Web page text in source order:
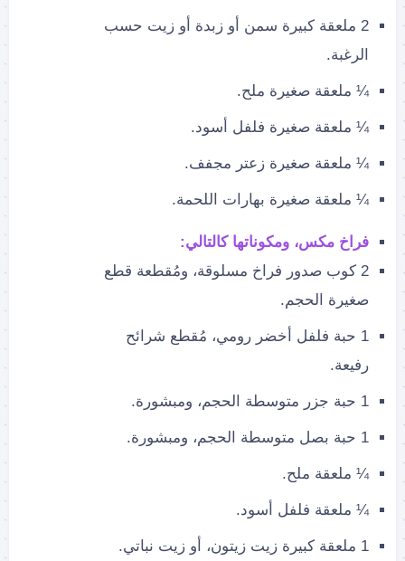
2 ملعقة كبيرة سمن أو زبدة أو زيت حسب
الرغبة.
¼ ملعقة صغيرة ملح.
¼ ملعقة صغيرة فلفل أسود.
¼ ملعقة صغيرة زعتر مجفف.
¼ ملعقة صغيرة بهارات اللحمة.
فراخ مكس، ومكوناتها كالتالي:
2 كوب صدور فراخ مسلوقة، ومُقطعة قطع
صغيرة الحجم.
1 حبة فلفل أخضر رومي، مُقطع شرائح
رفيعة.
1 حبة جزر متوسطة الحجم، ومبشورة.
1 حبة بصل متوسطة الحجم، ومبشورة.
¼ ملعقة ملح.
¼ ملعقة فلفل أسود.
1 ملعقة كبيرة زيت زيتون، أو زيت نباتي.